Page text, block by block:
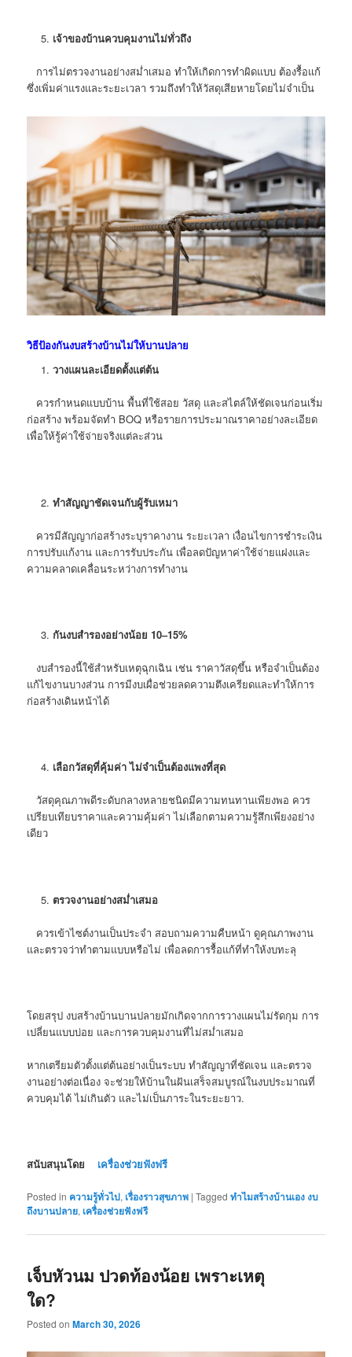
เจ้าของบ้านควบคุมงานไม่ทั่วถึง
การไม่ตรวจงานอย่างสม่ำเสมอ ทำให้เกิดการทำผิดแบบ ต้องรื้อแก้
ซึ่งเพิ่มค่าแรงและระยะเวลา รวมถึงทำให้วัสดุเสียหายโดยไม่จำเป็น
วิธีป้องกันงบสร้างบ้านไม่ให้บานปลาย
วางแผนละเอียดตั้งแต่ต้น
ควรกำหนดแบบบ้าน พื้นที่ใช้สอย วัสดุ และสไตล์ให้ชัดเจนก่อนเริ่ม
ก่อสร้าง พร้อมจัดทำ BOQหรือรายการประมาณราคาอย่างละเอียด
เพื่อให้รู้ค่าใช้จ่ายจริงแต่ละส่วน
ทำสัญญาชัดเจนกับผู้รับเหมา
ควรมีสัญญาก่อสร้างระบุราคางาน ระยะเวลา เงื่อนไขการชำระเงิน
การปรับแก้งาน และการรับประกัน เพื่อลดปัญหาค่าใช้จ่ายแฝงและ
ความคลาดเคลื่อนระหว่างการทำงาน
กันงบสำรองอย่างน้อย 10–15%
งบสำรองนี้ใช้สำหรับเหตุฉุกเฉิน เช่น ราคาวัสดุขึ้น หรือจำเป็นต้อง
แก้ไขงานบางส่วน การมีงบเผื่อช่วยลดความตึงเครียดและทำให้การ
ก่อสร้างเดินหน้าได้
เลือกวัสดุที่คุ้มค่า ไม่จำเป็นต้องแพงที่สุด
วัสดุคุณภาพดีระดับกลางหลายชนิดมีความทนทานเพียงพอ ควร
เปรียบเทียบราคาและความคุ้มค่า ไม่เลือกตามความรู้สึกเพียงอย่าง
เดียว
ตรวจงานอย่างสม่ำเสมอ
ควรเข้าไซต์งานเป็นประจำ สอบถามความคืบหน้า ดูคุณภาพงาน
และตรวจว่าทำตามแบบหรือไม่ เพื่อลดการรื้อแก้ที่ทำให้งบทะลุ
โดยสรุป งบสร้างบ้านบานปลายมักเกิดจากการวางแผนไม่รัดกุม การ
เปลี่ยนแบบบ่อย และการควบคุมงานที่ไม่สม่ำเสมอ
หากเตรียมตัวตั้งแต่ต้นอย่างเป็นระบบ ทำสัญญาที่ชัดเจน และตรวจ
งานอย่างต่อเนื่อง จะช่วยให้บ้านในฝันเสร็จสมบูรณ์ในงบประมาณที่
ควบคุมได้ ไม่เกินตัว และไม่เป็นภาระในระยะยาว.
สนับสนุนโดย เครื่องช่วยฟังฟรี
Posted in ความรู้ทั่วไป, เรื่องราวสุขภาพ |Tagged ทำไมสร้างบ้านเอง งบ
ถึงบานปลาย, เครื่องช่วยฟังฟรี
เจ็บหัวนม ปวดท้องน้อย เพราะเหตุ
ใด?
Posted onMarch 30, 2026